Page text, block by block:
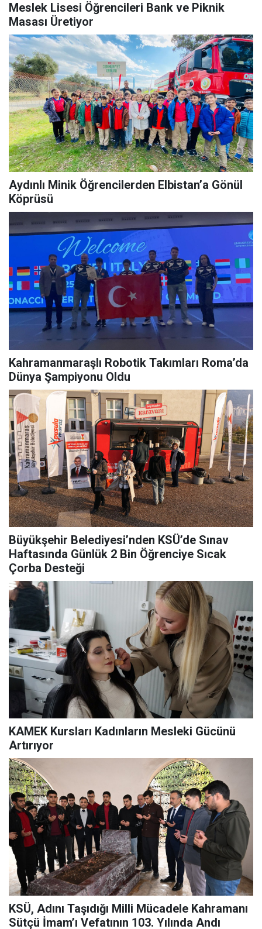
Meslek Lisesi Öğrencileri Bank ve Piknik
Masası Üretiyor
Aydınlı Minik Öğrencilerden Elbistan’a Gönül
Köprüsü
Kahramanmaraşlı Robotik Takımları Roma’da
Dünya Şampiyonu Oldu
Büyükşehir Belediyesi’nden KSÜ’de Sınav
Haftasında Günlük 2 Bin Öğrenciye Sıcak
Çorba Desteği
KAMEK Kursları Kadınların Mesleki Gücünü
Artırıyor
KSÜ, Adını Taşıdığı Milli Mücadele Kahramanı
Sütçü İmam’ı Vefatının 103. Yılında Andı